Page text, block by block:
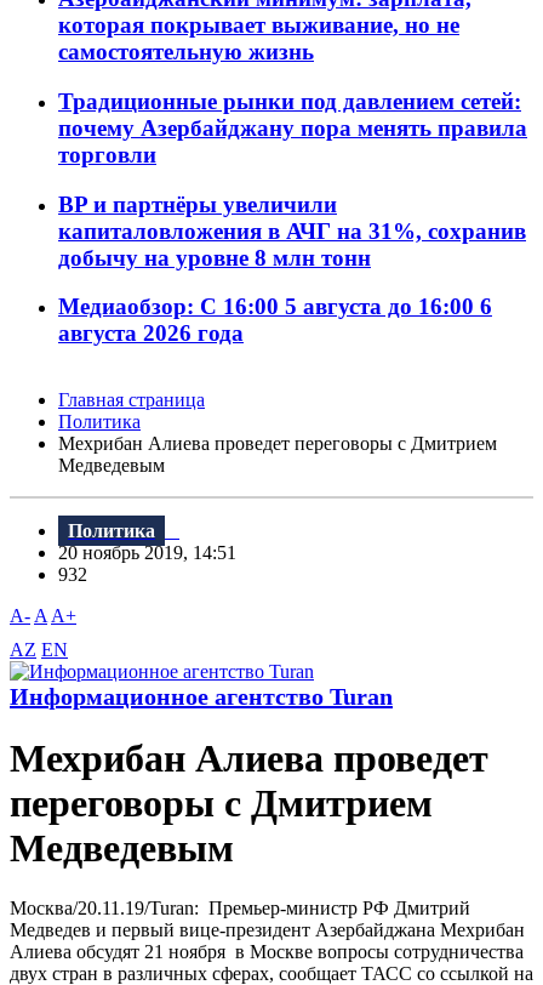
которая покрывает выживание, но не
самостоятельную жизнь
Традиционные рынки под давлением сетей:
почему Азербайджану пора менять правила
торговли
BP и партнёры увеличили
капиталовложения в АЧГ на 31%, сохранив
добычу на уровне 8 млн тонн
Медиаобзор: С 16:00 5 августа до 16:00 6
августа 2026 года
Главная страница
Политика
Мехрибан Алиева проведет переговоры с Дмитрием
Медведевым
Политика
20 ноябрь 2019, 14:51
932
A- A A+
AZ EN
Информационное агентство Turan
Мехрибан Алиева проведет
переговоры с Дмитрием
Медведевым
Москва/20.11.19/Turan: Премьер-министр РФ Дмитрий
Медведев и первый вице-президент Азербайджана Мехрибан
Алиева обсудят 21 ноября в Москве вопросы сотрудничества
двух стран в различных сферах, сообщает ТАСС со ссылкой на